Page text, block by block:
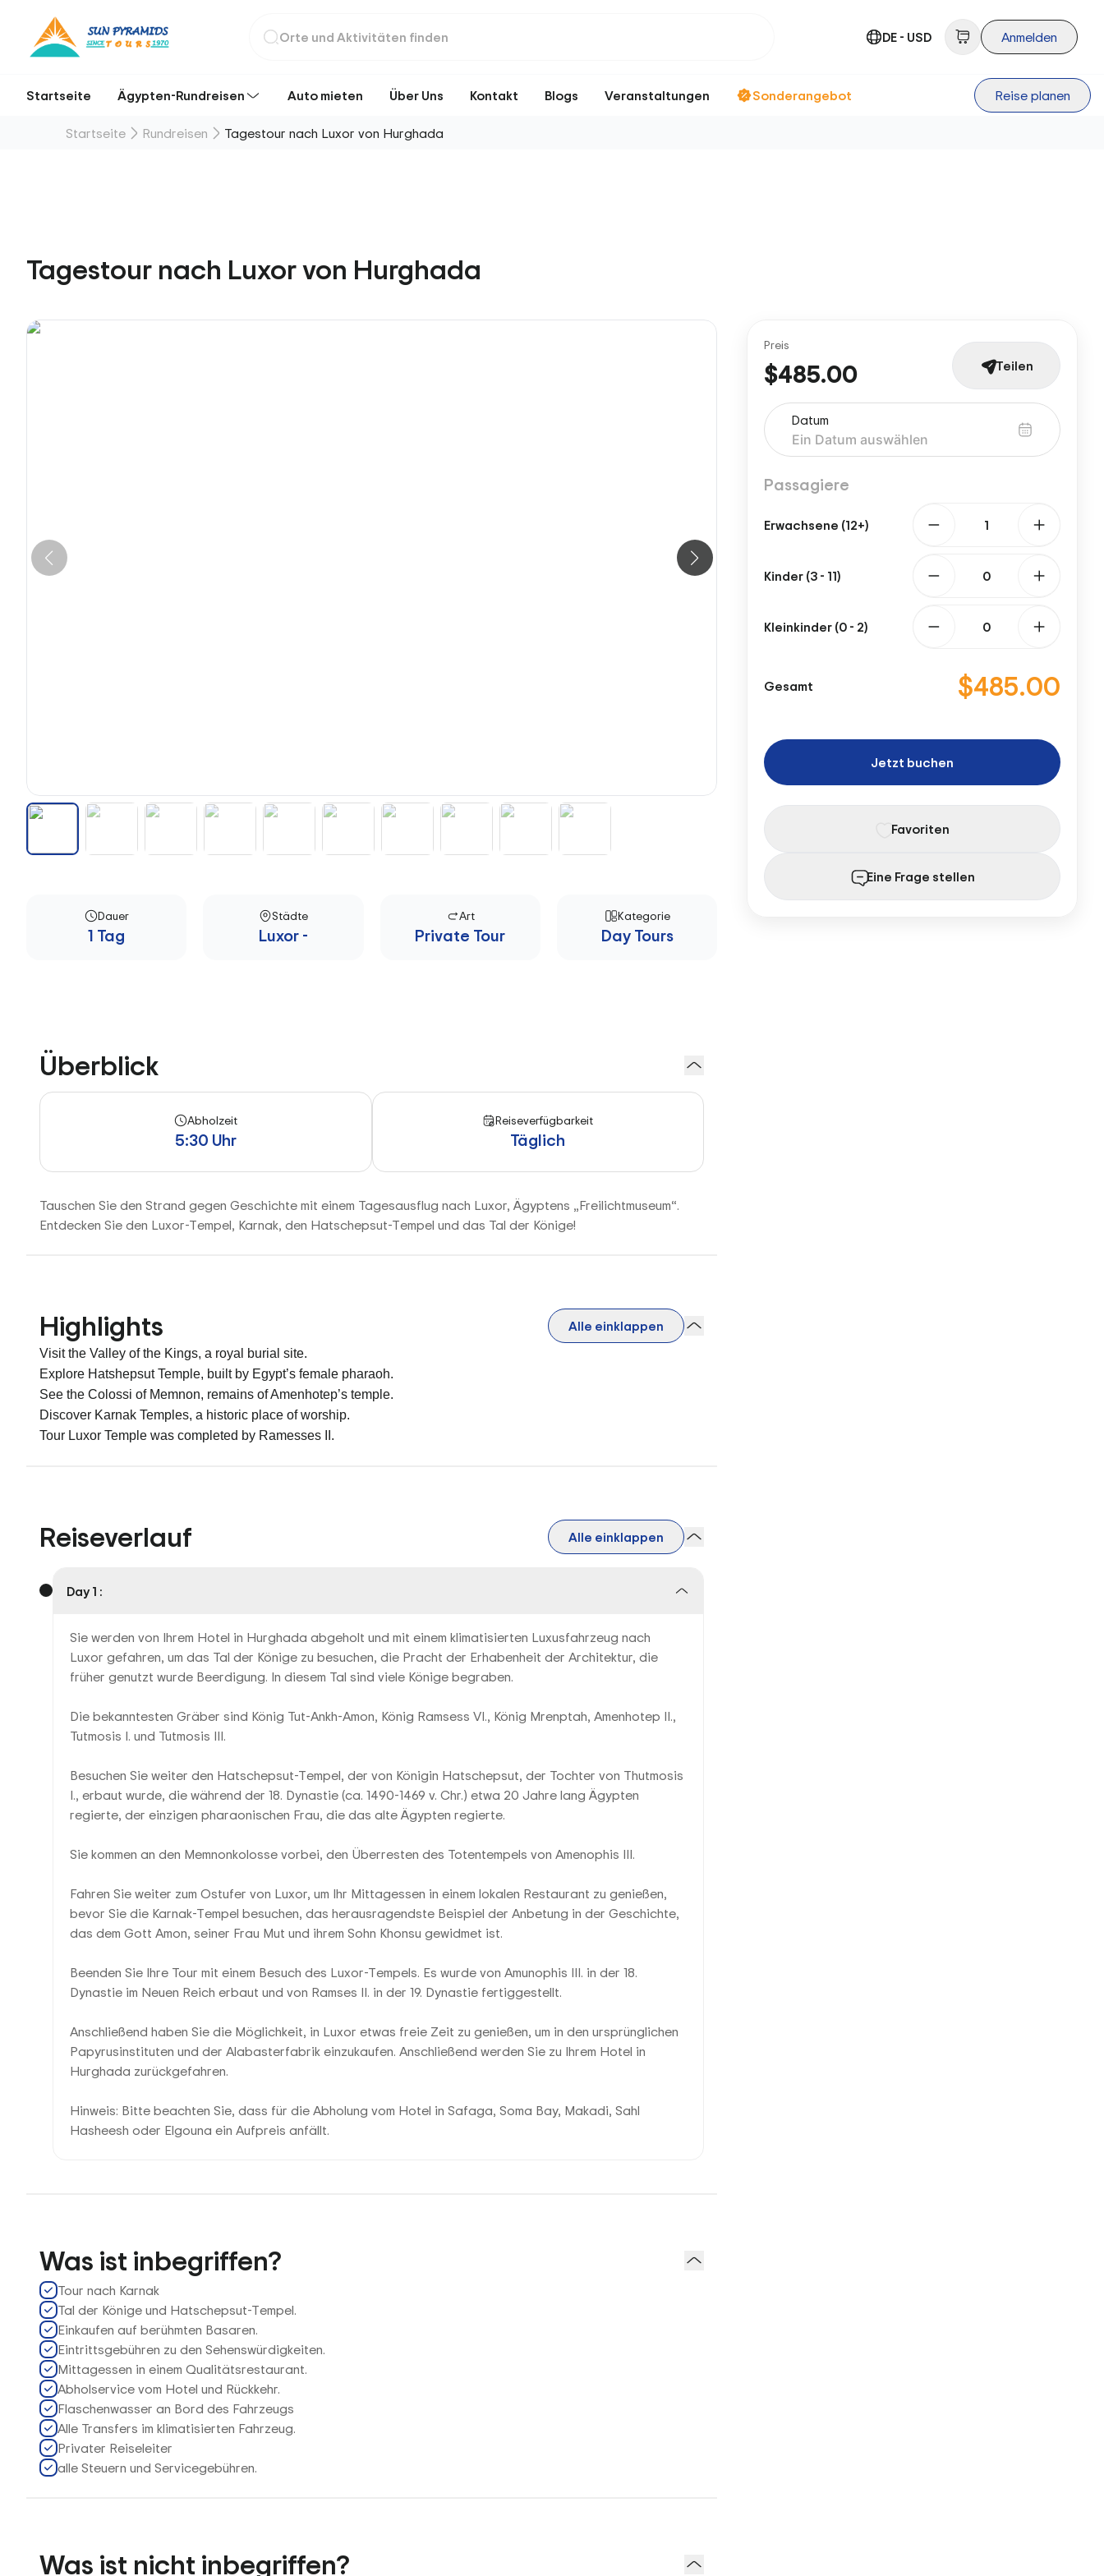
DE - USD Anmelden
Startseite Ägypten-Rundreisen Auto mieten Über Uns Kontakt Blogs Veranstaltungen Sonderangebot Reise planen
Startseite Rundreisen Tagestour nach Luxor von Hurghada
Tagestour nach Luxor von Hurghada
Dauer
1 Tag
Städte
Luxor -
Art
Private Tour
Kategorie
Day Tours
Überblick
Abholzeit
5:30 Uhr
Reiseverfügbarkeit
Täglich
Tauschen Sie den Strand gegen Geschichte mit einem Tagesausflug nach Luxor, Ägyptens „Freilichtmuseum“.
Entdecken Sie den Luxor-Tempel, Karnak, den Hatschepsut-Tempel und das Tal der Könige!
Highlights Alle einklappen
Visit the Valley of the Kings, a royal burial site.
Explore Hatshepsut Temple, built by Egypt’s female pharaoh.
See the Colossi of Memnon, remains of Amenhotep’s temple.
Discover Karnak Temples, a historic place of worship.
Tour Luxor Temple was completed by Ramesses II.
Reiseverlauf Alle einklappen
Day 1 :
Sie werden von Ihrem Hotel in Hurghada abgeholt und mit einem klimatisierten Luxusfahrzeug nach
Luxor gefahren, um das Tal der Könige zu besuchen, die Pracht der Erhabenheit der Architektur, die
früher genutzt wurde Beerdigung. In diesem Tal sind viele Könige begraben.
Die bekanntesten Gräber sind König Tut-Ankh-Amon, König Ramsess VI., König Mrenptah, Amenhotep II.,
Tutmosis I. und Tutmosis III.
Besuchen Sie weiter den Hatschepsut-Tempel, der von Königin Hatschepsut, der Tochter von Thutmosis
I., erbaut wurde, die während der 18. Dynastie (ca. 1490-1469 v. Chr.) etwa 20 Jahre lang Ägypten
regierte, der einzigen pharaonischen Frau, die das alte Ägypten regierte.
Sie kommen an den Memnonkolosse vorbei, den Überresten des Totentempels von Amenophis III.
Fahren Sie weiter zum Ostufer von Luxor, um Ihr Mittagessen in einem lokalen Restaurant zu genießen,
bevor Sie die Karnak-Tempel besuchen, das herausragendste Beispiel der Anbetung in der Geschichte,
das dem Gott Amon, seiner Frau Mut und ihrem Sohn Khonsu gewidmet ist.
Beenden Sie Ihre Tour mit einem Besuch des Luxor-Tempels. Es wurde von Amunophis III. in der 18.
Dynastie im Neuen Reich erbaut und von Ramses II. in der 19. Dynastie fertiggestellt.
Anschließend haben Sie die Möglichkeit, in Luxor etwas freie Zeit zu genießen, um in den ursprünglichen
Papyrusinstituten und der Alabasterfabrik einzukaufen. Anschließend werden Sie zu Ihrem Hotel in
Hurghada zurückgefahren.
Hinweis: Bitte beachten Sie, dass für die Abholung vom Hotel in Safaga, Soma Bay, Makadi, Sahl
Hasheesh oder Elgouna ein Aufpreis anfällt.
Was ist inbegriffen?
Tour nach Karnak
Tal der Könige und Hatschepsut-Tempel.
Einkaufen auf berühmten Basaren.
Eintrittsgebühren zu den Sehenswürdigkeiten.
Mittagessen in einem Qualitätsrestaurant.
Abholservice vom Hotel und Rückkehr.
Flaschenwasser an Bord des Fahrzeugs
Alle Transfers im klimatisierten Fahrzeug.
Privater Reiseleiter
alle Steuern und Servicegebühren.
Was ist nicht inbegriffen?
Preis
$485.00 Teilen
Datum
Passagiere
Erwachsene (12+)
Kinder (3 - 11)
Kleinkinder (0 - 2)
Gesamt $485.00
Jetzt buchen
Favoriten
Eine Frage stellen